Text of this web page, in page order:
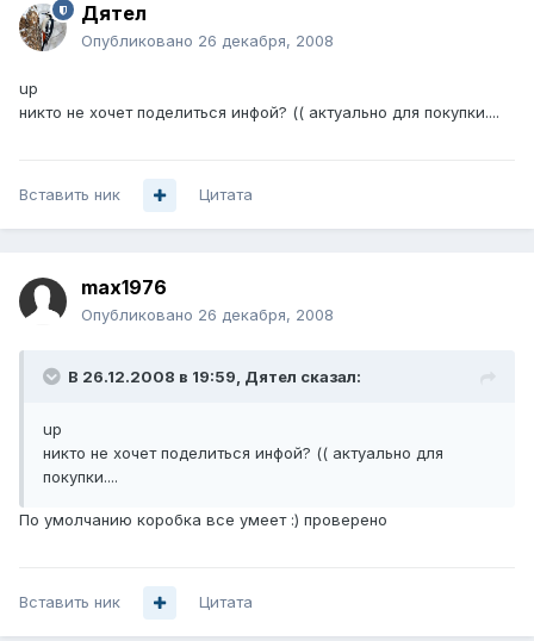
Дятел
Опубликовано 26 декабря, 2008
up
никто не хочет поделиться инфой? (( актуально для покупки....
Вставить ник Цитата
max1976
Опубликовано 26 декабря, 2008
В 26.12.2008 в 19:59, Дятел сказал:
up
никто не хочет поделиться инфой? (( актуально для
покупки....
По умолчанию коробка все умеет :) проверено
Вставить ник Цитата